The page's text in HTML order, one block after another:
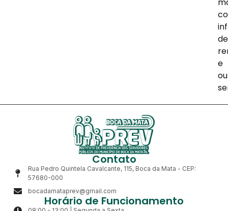
de
e
Contato
Rua Pedro Quintela Cavalcante, 115, Boca da Mata - CEP:
57680-000
bocadamataprev@gmail.com
Horário de Funcionamento